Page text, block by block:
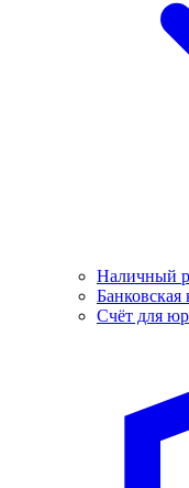
Наличный
Банковская
Счёт для